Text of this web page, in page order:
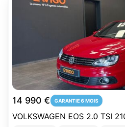
14 990 € GARANTIE 6 MOIS
VOLKSWAGEN EOS 2.0 TSI